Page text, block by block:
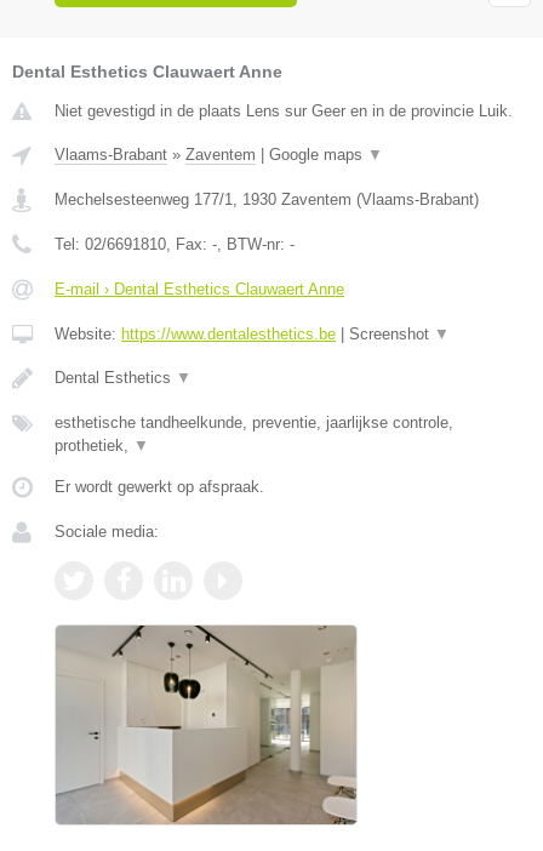
Dental Esthetics Clauwaert Anne
Niet gevestigd in de plaats Lens sur Geer en in de provincie Luik.
Vlaams-Brabant » Zaventem | Google maps ▼
Mechelsesteenweg 177/1 1930 Zaventem (Vlaams-Brabant)
Tel: 02/6691810 , Fax: - , BTW-nr: -
E-mail › Dental Esthetics Clauwaert Anne
Website: https://www.dentalesthetics.be | Screenshot ▼
Dental Esthetics ▼
esthetische tandheelkunde, preventie, jaarlijkse controle,
prothetiek,
▼
Er wordt gewerkt op afspraak.
Sociale media: